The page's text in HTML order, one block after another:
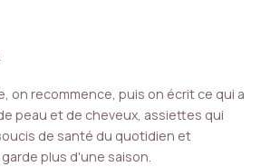
on recommence, puis on écrit ce qui a
peau et de cheveux, assiettes qui
de santé du quotidien et
plus d'une saison.